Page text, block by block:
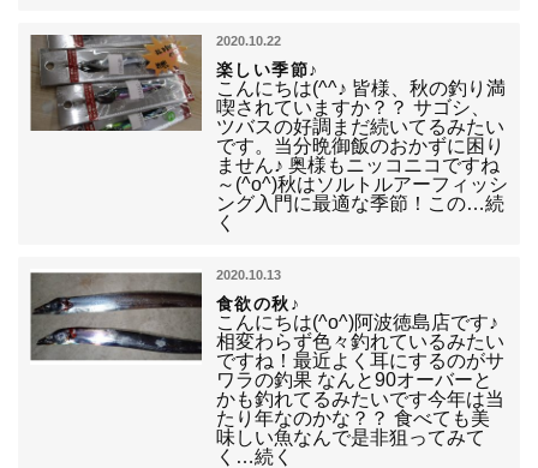
2020.10.22
楽しい季節♪
こんにちは(^^♪ 皆様、秋の釣り満
喫されていますか？？ サゴシ、
ツバスの好調まだ続いてるみたい
です。当分晩御飯のおかずに困り
ません♪ 奥様もニッコニコですね
～(^o^)秋はソルトルアーフィッシ
ング入門に最適な季節！この…続
く
2020.10.13
食欲の秋♪
こんにちは(^o^)阿波徳島店です♪
相変わらず色々釣れているみたい
ですね！最近よく耳にするのがサ
ワラの釣果 なんと90オーバーと
かも釣れてるみたいです今年は当
たり年なのかな？？ 食べても美
味しい魚なんで是非狙ってみて
く…続く